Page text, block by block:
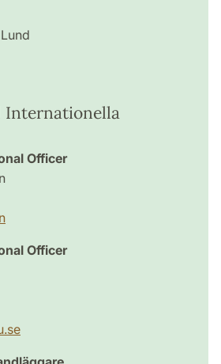
Internationella
Officer
Officer
.se